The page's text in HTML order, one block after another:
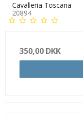
Cavalleria Toscana
20894
350,00 DKK